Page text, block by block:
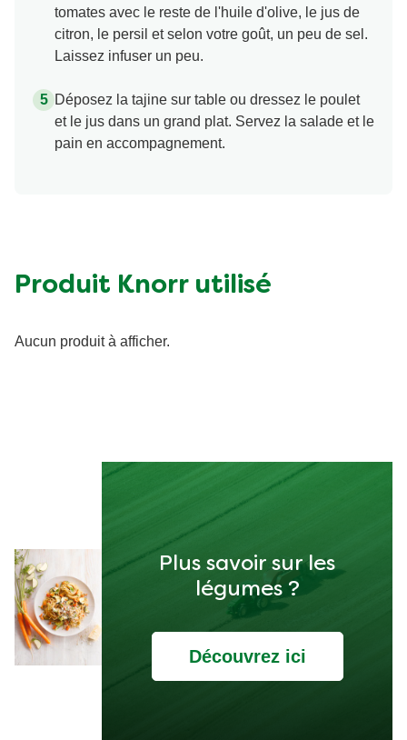
tomates avec le reste de l'huile d'olive, le jus de
citron, le persil et selon votre goût, un peu de sel.
Laissez infuser un peu.
Déposez la tajine sur table ou dressez le poulet
et le jus dans un grand plat. Servez la salade et le
pain en accompagnement.
Produit Knorr utilisé
Aucun produit à afficher.
Plus savoir sur les
légumes ?
Découvrez ici